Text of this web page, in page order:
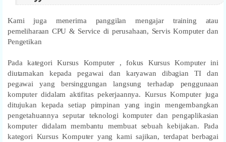
Kami juga menerima panggilan mengajar training atau
pemeliharaan CPU & Service di perusahaan, Servis Komputer dan
Pengetikan
Pada kategori Kursus Komputer , fokus Kursus Komputer ini
diutamakan kepada pegawai dan karyawan dibagian TI dan
pegawai yang bersinggungan langsung terhadap penggunaan
komputer didalam aktifitas pekerjaannya. Kursus Komputer juga
ditujukan kepada setiap pimpinan yang ingin mengembangkan
pengetahuannya seputar teknologi komputer dan pengaplikasian
komputer didalam membantu membuat sebuah kebijakan. Pada
kategori Kursus Komputer yang kami sajikan, terdapat berbagai